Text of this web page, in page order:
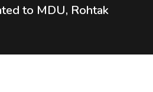
to MDU, Rohtak